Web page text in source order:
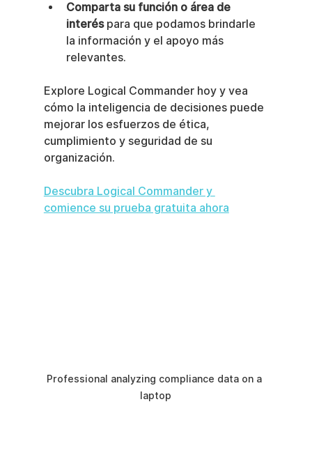
Comparta su función o área de
interés para que podamos brindarle
la información y el apoyo más
relevantes.
Explore Logical Commander hoy y vea
cómo la inteligencia de decisiones puede
mejorar los esfuerzos de ética,
cumplimiento y seguridad de su
organización.
Descubra Logical Commander y
comience su prueba gratuita ahora
Professional analyzing compliance data on a
laptop